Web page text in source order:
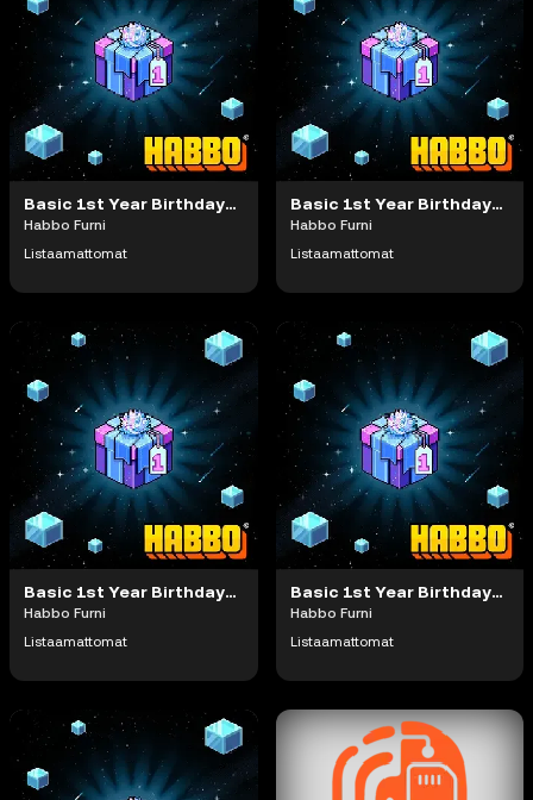
Basic 1st Year Birthday Gift
Habbo Furni
Listaamattomat
Basic 1st Year Birthday Gift
Habbo Furni
Listaamattomat
Basic 1st Year Birthday Gift
Habbo Furni
Listaamattomat
Basic 1st Year Birthday Gift
Habbo Furni
Listaamattomat